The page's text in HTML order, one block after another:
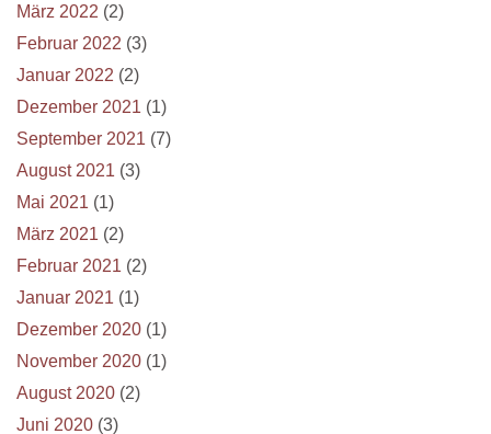
März 2022 (2)
Februar 2022 (3)
Januar 2022 (2)
Dezember 2021 (1)
September 2021 (7)
August 2021 (3)
Mai 2021 (1)
März 2021 (2)
Februar 2021 (2)
Januar 2021 (1)
Dezember 2020 (1)
November 2020 (1)
August 2020 (2)
Juni 2020 (3)